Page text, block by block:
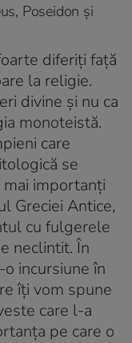
Poseidon și
diferiți față
la religie.
divine și nu ca
monoteistă.
care
se
importanți
Greciei Antice,
cu fulgerele
neclintit. În
incursiune în
îți vom spune
care l-a
pe care o